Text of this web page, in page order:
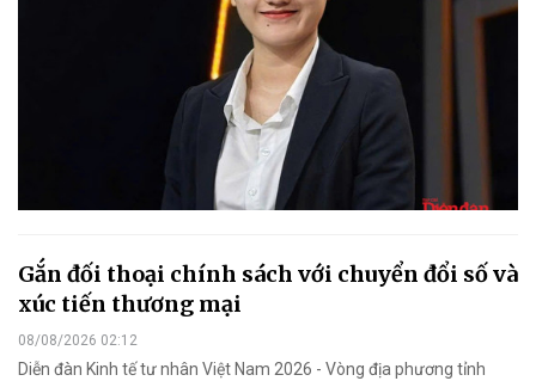
Gắn đối thoại chính sách với chuyển đổi số và
xúc tiến thương mại
08/08/2026 02:12
Diễn đàn Kinh tế tư nhân Việt Nam 2026 - Vòng địa phương tỉnh